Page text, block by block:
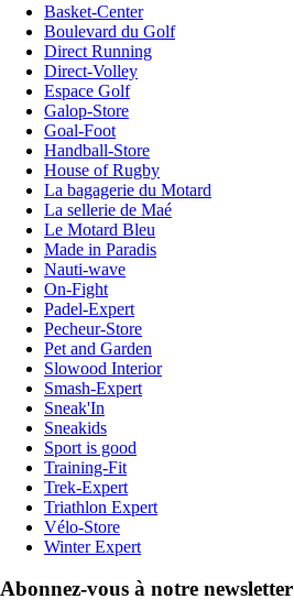
Basket-Center
Boulevard du Golf
Direct Running
Direct-Volley
Espace Golf
Galop-Store
Goal-Foot
Handball-Store
House of Rugby
La bagagerie du Motard
La sellerie de Maé
Le Motard Bleu
Made in Paradis
Nauti-wave
On-Fight
Padel-Expert
Pecheur-Store
Pet and Garden
Slowood Interior
Smash-Expert
Sneak'In
Sneakids
Sport is good
Training-Fit
Trek-Expert
Triathlon Expert
Vélo-Store
Winter Expert
Abonnez-vous à notre newsletter